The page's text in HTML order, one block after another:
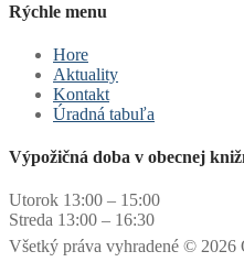
Rýchle menu
Hore
Aktuality
Kontakt
Úradná tabuľa
Výpožičná doba v obecnej
Utorok 13:00 – 15:00
Streda 13:00 – 16:30
Všetký práva vyhradené © 2026